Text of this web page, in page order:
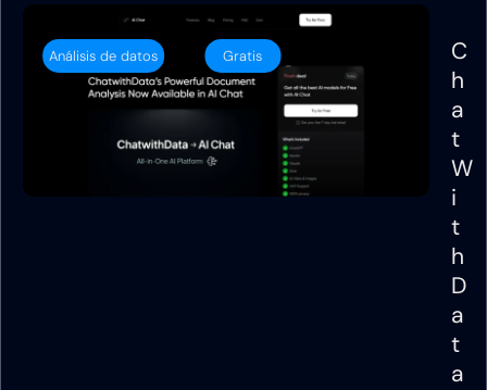
Análisis de datos Gratis
C
h
a
t
W
i
t
h
D
a
t
a